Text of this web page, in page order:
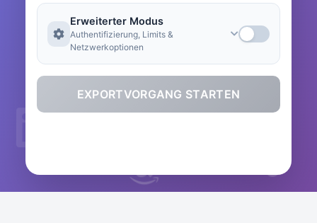
Erweiterter Modus
Authentifizierung, Limits &
Netzwerkoptionen
EXPORTVORGANG STARTEN